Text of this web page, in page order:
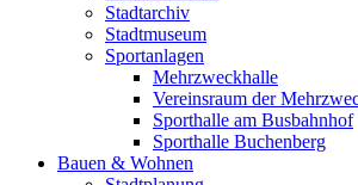
Stadtarchiv
Stadtmuseum
Sportanlagen
Mehrzweckhalle
Vereinsraum der
Sporthalle am Busbahnhof
Sporthalle Buchenberg
Bauen & Wohnen